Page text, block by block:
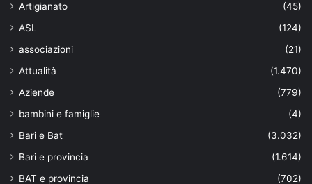
Artigianato
(45)
ASL
(124)
associazioni
(21)
Attualità
(1.470)
Aziende
(779)
bambini e famiglie
(4)
Bari e Bat
(3.032)
Bari e provincia
(1.614)
BAT e provincia
(702)